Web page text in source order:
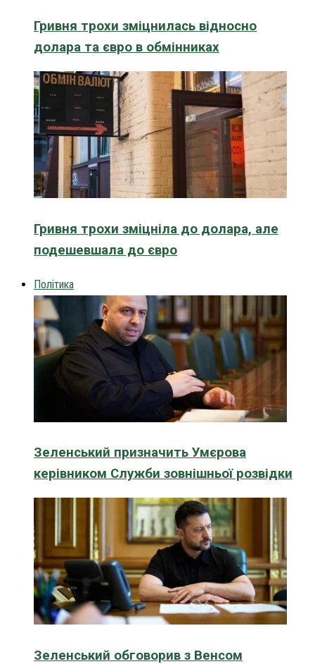
Гривня трохи зміцнилась відносно
долара та євро в обмінниках
Гривня трохи зміцніла до долара, але
подешевшала до євро
Політика
Зеленський призначить Умєрова
керівником Служби зовнішньої розвідки
Зеленський обговорив з Венсом